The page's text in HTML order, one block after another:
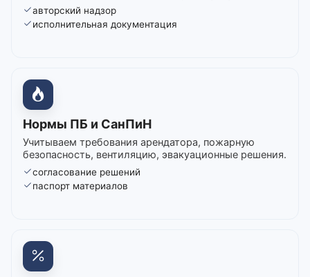
авторский надзор
исполнительная документация
Нормы ПБ и СанПиН
Учитываем требования арендатора, пожарную
безопасность, вентиляцию, эвакуационные решения.
согласование решений
паспорт материалов